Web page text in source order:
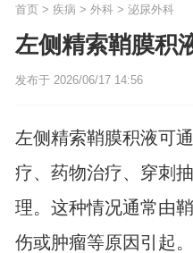
首页> 疾病 > 外科> 泌尿外科
左侧精索鞘膜积
发布于 2026/06/17 14:56
左侧精索鞘膜积液可
疗、药物治疗、穿刺
理。这种情况通常由
伤或肿瘤等原因引起。